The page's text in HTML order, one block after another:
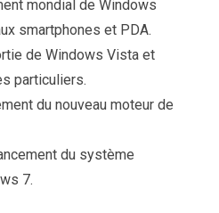
mondial de Windows
smartphones et PDA.
de Windows Vista et
particuliers.
du nouveau moteur de
du système
7.